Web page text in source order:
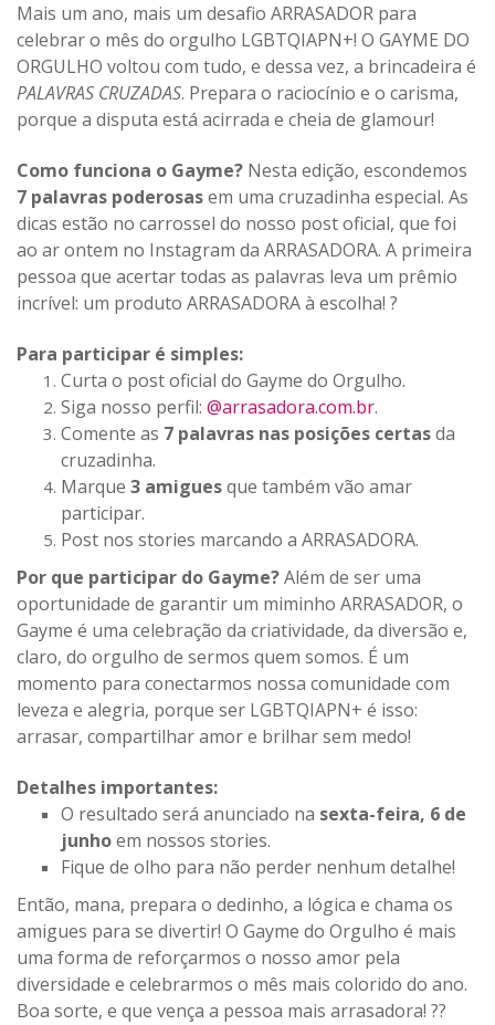
Mais um ano, mais um desafio ARRASADOR para
celebrar o mês do orgulho LGBTQIAPN+! O GAYME DO
ORGULHO voltou com tudo, e dessa vez, a brincadeira é
PALAVRAS CRUZADAS. Prepara o raciocínio e o carisma,
porque a disputa está acirrada e cheia de glamour!
Como funciona o Gayme? Nesta edição, escondemos
7 palavras poderosasem uma cruzadinha especial. As
dicas estão no carrossel do nosso post oficial, que foi
ao ar ontem no Instagram da ARRASADORA. A primeira
pessoa que acertar todas as palavras leva um prêmio
incrível: um produto ARRASADORA à escolha! ?
Para participar é simples:
Curta o post oficial do Gayme do Orgulho.
Siga nosso perfil: @arrasadora.com.br.
Comente as 7 palavras nas posições certasda
cruzadinha.
Marque 3 amiguesque também vão amar
participar.
Post nos stories marcando a ARRASADORA.
Por que participar do Gayme?Além de ser uma
oportunidade de garantir um miminho ARRASADOR, o
Gayme é uma celebração da criatividade, da diversão e,
claro, do orgulho de sermos quem somos. É um
momento para conectarmos nossa comunidade com
leveza e alegria, porque ser LGBTQIAPN+ é isso:
arrasar, compartilhar amor e brilhar sem medo!
Detalhes importantes:
O resultado será anunciado na sexta-feira, 6 de
junhoem nossos stories.
Fique de olho para não perder nenhum detalhe!
Então, mana, prepara o dedinho, a lógica e chama os
amigues para se divertir! O Gayme do Orgulho é mais
uma forma de reforçarmos o nosso amor pela
diversidade e celebrarmos o mês mais colorido do ano.
Boa sorte, e que vença a pessoa mais arrasadora! ??